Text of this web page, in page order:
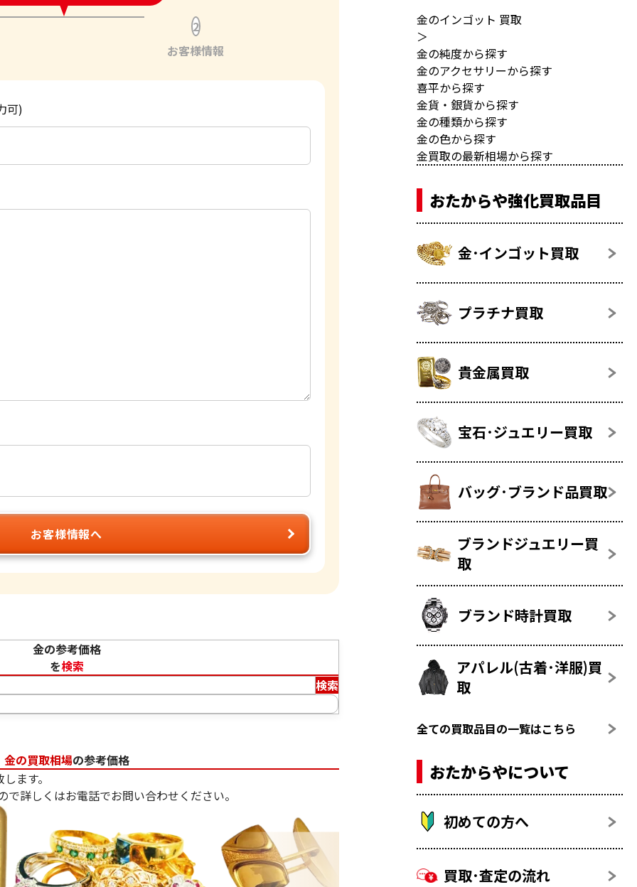
2
お客様情報
可)
お客様情報へ
金の参考価格
を検索
検索
金の買取相場の参考価格
ます。
詳しくはお電話でお問い合わせください。
金のインゴット 買取
＞
金の純度から探す
金のアクセサリーから探す
喜平から探す
金貨・銀貨から探す
金の種類から探す
金の色から探す
金買取の最新相場から探す
おたからや強化買取品目
金･インゴット買取
プラチナ買取
貴金属買取
宝石･ジュエリー買取
バッグ･ブランド品買取
ブランドジュエリー買
取
ブランド時計買取
アパレル(古着･洋服)買
取
全ての買取品目の一覧はこちら
おたからやについて
初めての方へ
買取･査定の流れ